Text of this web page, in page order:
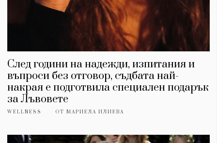
След години на надежди, изпитания и
въпроси без отговор, съдбата най-
накрая е подготвила специален подарък
за Лъвовете
WELLNESS ОТ МАРИЕЛА ИЛИЕВА